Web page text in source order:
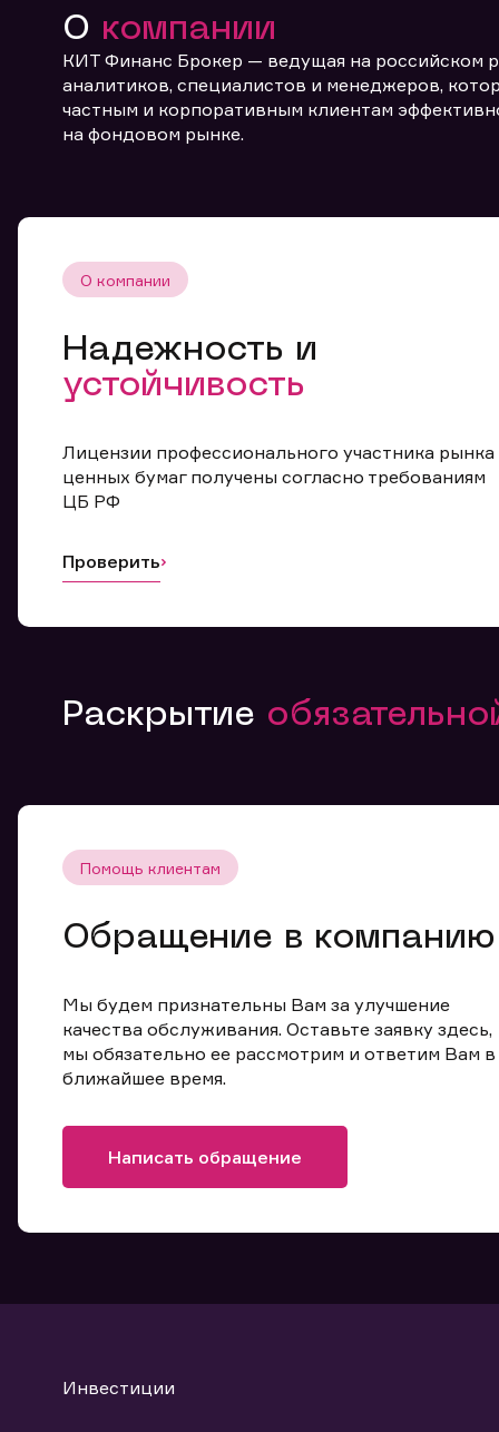
О компании
КИТ Финанс Брокер — ведущая на российском
аналитиков, специалистов и менеджеров,
частным и корпоративным клиентам
на фондовом рынке.
О компании
Надежность и
устойчивость
Лицензии профессионального участника рынка
ценных бумаг получены согласно требованиям
ЦБ РФ
Проверить
Раскрытие
Помощь клиентам
Обращение в компанию
Мы будем признательны Вам за улучшение
качества обслуживания. Оставьте заявку здесь,
мы обязательно ее рассмотрим и ответим Вам в
ближайшее время.
Написать обращение
Инвестиции